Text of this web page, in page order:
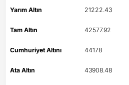
Yarım Altın 21222.43
Tam Altın 42577.92
Cumhuriyet Altını 44178
Ata Altın 43908.48